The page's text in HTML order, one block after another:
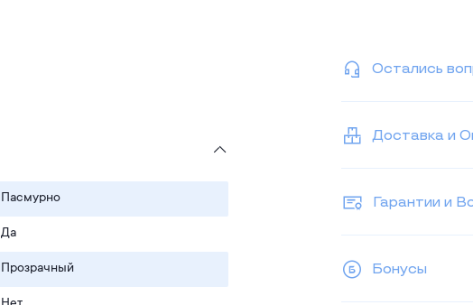
Пасмурно
Да
Прозрачный
Остались
Доставка и
Гарантии и
Бонусы